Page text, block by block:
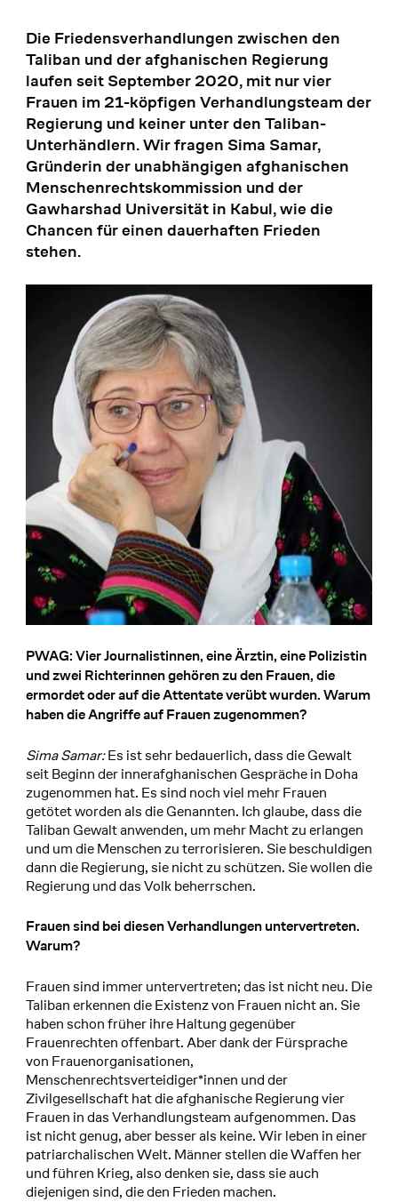
Die Friedensverhandlungen zwischen den
Taliban und der afghanischen Regierung
laufen seit September 2020, mit nur vier
Frauen im 21-köpfigen Verhandlungsteam der
Regierung und keiner unter den Taliban-
Unterhändlern. Wir fragen Sima Samar,
Gründerin der unabhängigen afghanischen
Menschenrechtskommission und der
Gawharshad Universität in Kabul, wie die
Chancen für einen dauerhaften Frieden
stehen.
PWAG: Vier Journalistinnen, eine Ärztin, eine Polizistin
und zwei Richterinnen gehören zu den Frauen, die
ermordet oder auf die Attentate verübt wurden. Warum
haben die Angriffe auf Frauen zugenommen?
Sima Samar:Es ist sehr bedauerlich, dass die Gewalt
seit Beginn der innerafghanischen Gespräche in Doha
zugenommen hat. Es sind noch viel mehr Frauen
getötet worden als die Genannten. Ich glaube, dass die
Taliban Gewalt anwenden, um mehr Macht zu erlangen
und um die Menschen zu terrorisieren. Sie beschuldigen
dann die Regierung, sie nicht zu schützen. Sie wollen die
Regierung und das Volk beherrschen.
Frauen sind bei diesen Verhandlungen untervertreten.
Warum?
Frauen sind immer untervertreten; das ist nicht neu. Die
Taliban erkennen die Existenz von Frauen nicht an. Sie
haben schon früher ihre Haltung gegenüber
Frauenrechten offenbart. Aber dank der Fürsprache
von Frauenorganisationen,
Menschenrechtsverteidiger*innen und der
Zivilgesellschaft hat die afghanische Regierung vier
Frauen in das Verhandlungsteam aufgenommen. Das
ist nicht genug, aber besser als keine. Wir leben in einer
patriarchalischen Welt. Männer stellen die Waffen her
und führen Krieg, also denken sie, dass sie auch
diejenigen sind, die den Frieden machen.